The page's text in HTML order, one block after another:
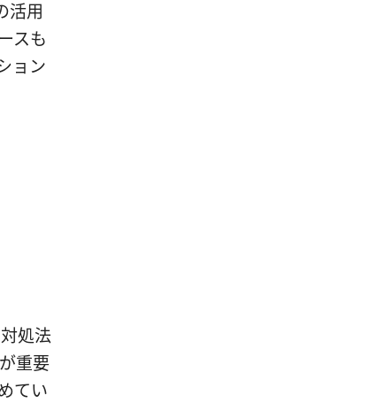
活用
スも
ョン
処法
重要
てい